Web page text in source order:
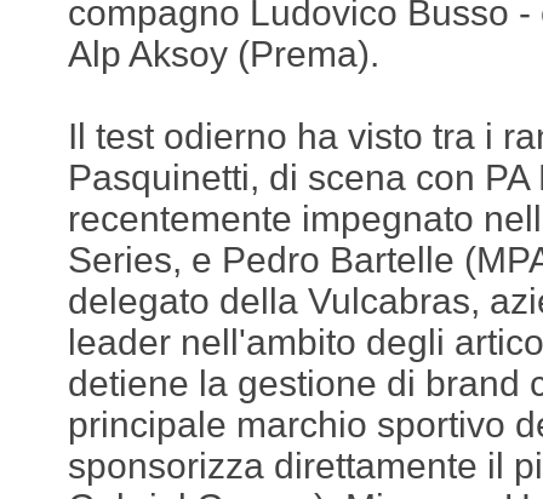
compagno Ludovico Busso
Alp Aksoy (Prema).
Il test odierno ha visto tra i
Pasquinetti, di scena con
recentemente impegnato
Series, e Pedro Bartelle
delegato della Vulcabras,
leader nell'ambito degli
detiene la gestione di brand
principale marchio sportivo
sponsorizza direttamente il